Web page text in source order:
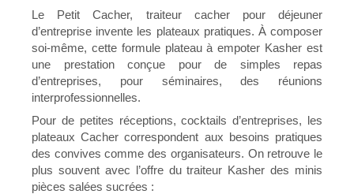
Le Petit Cacher, traiteur cacher pour déjeuner
d’entreprise invente les plateaux pratiques. À composer
soi-même, cette formule plateau à empoter Kasher est
une prestation conçue pour de simples repas
d’entreprises, pour séminaires, des réunions
interprofessionnelles.
Pour de petites réceptions, cocktails d’entreprises, les
plateaux Cacher correspondent aux besoins pratiques
des convives comme des organisateurs. On retrouve le
plus souvent avec l’offre du traiteur Kasher des minis
pièces salées sucrées :